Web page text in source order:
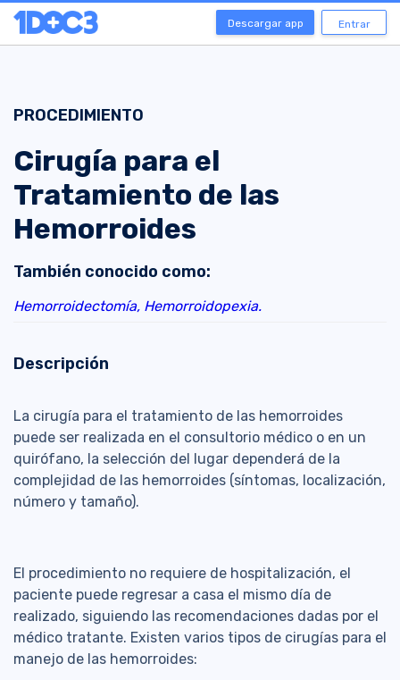
Descargar app Entrar
PROCEDIMIENTO
Cirugía para el
Tratamiento de las
Hemorroides
También conocido como:
Hemorroidectomía, Hemorroidopexia.
Descripción
La cirugía para el tratamiento de las hemorroides
puede ser realizada en el consultorio médico o en un
quirófano, la selección del lugar dependerá de la
complejidad de las hemorroides (síntomas, localización,
número y tamaño).
El procedimiento no requiere de hospitalización, el
paciente puede regresar a casa el mismo día de
realizado, siguiendo las recomendaciones dadas por el
médico tratante. Existen varios tipos de cirugías para el
manejo de las hemorroides: